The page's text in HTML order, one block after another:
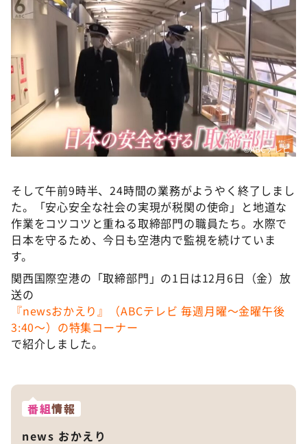
©️ABCテレビ
そして午前9時半、24時間の業務がようやく終了しまし
た。「安心安全な社会の実現が税関の使命」と地道な
作業をコツコツと重ねる取締部門の職員たち。水際で
日本を守るため、今日も空港内で監視を続けていま
す。
関西国際空港の「取締部門」の1日は12月6日（金）放
送の
『newsおかえり』（ABCテレビ 毎週月曜〜金曜午後
3:40〜）の特集コーナー
で紹介しました。
番組情報
news おかえり